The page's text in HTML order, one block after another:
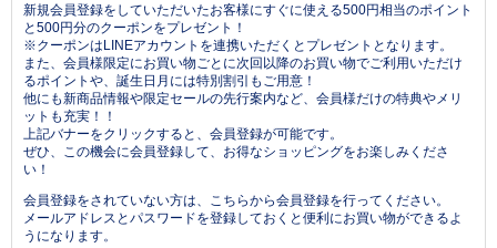
新規会員登録をしていただいたお客様にすぐに使える500円相当のポイント
と500円分のクーポンをプレゼント！
※クーポンはLINEアカウントを連携いただくとプレゼントとなります。
また、会員様限定にお買い物ごとに次回以降のお買い物でご利用いただけ
るポイントや、誕生日月には特別割引もご用意！
他にも新商品情報や限定セールの先行案内など、会員様だけの特典やメリ
ットも充実！！
上記バナーをクリックすると、会員登録が可能です。
ぜひ、この機会に会員登録して、お得なショッピングをお楽しみくださ
い！
会員登録をされていない方は、こちらから会員登録を行ってください。
メールアドレスとパスワードを登録しておくと便利にお買い物ができるよ
うになります。